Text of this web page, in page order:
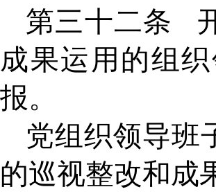
第三十二条
成果运用的组
报。
党组织领导班
的巡视整改和成